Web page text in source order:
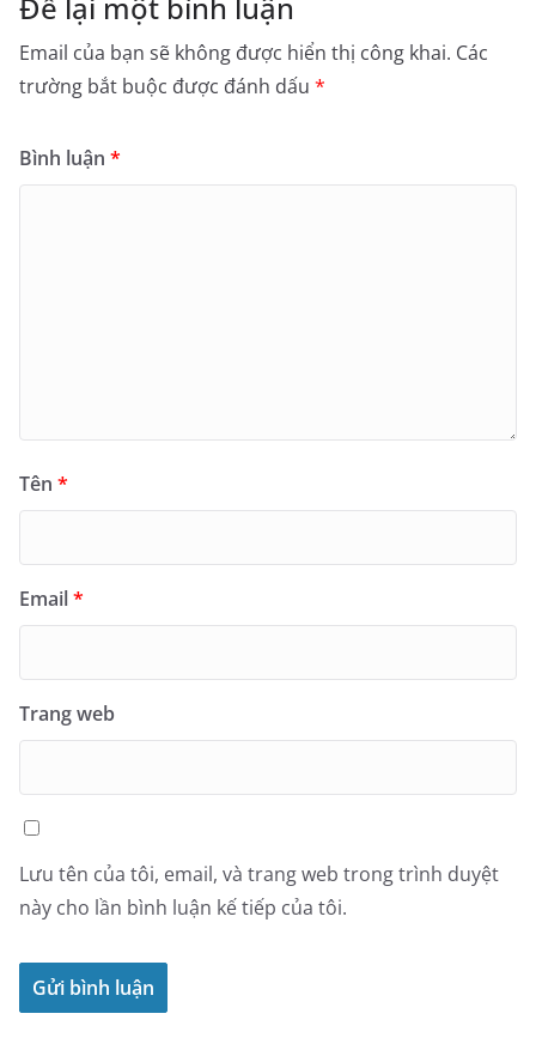
Để lại một bình luận
Email của bạn sẽ không được hiển thị công khai. Các
trường bắt buộc được đánh dấu *
Bình luận *
Tên *
Email*
Trang web
Lưu tên của tôi, email, và trang web trong trình duyệt
này cho lần bình luận kế tiếp của tôi.